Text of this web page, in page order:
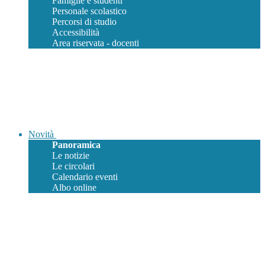
Personale scolastico
Percorsi di studio
Accessibilità
Area riservata - docenti
Novità
Panoramica
Le notizie
Le circolari
Calendario eventi
Albo online